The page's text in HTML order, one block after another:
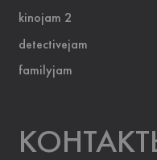
kinojam 2
detectivejam
familyjam